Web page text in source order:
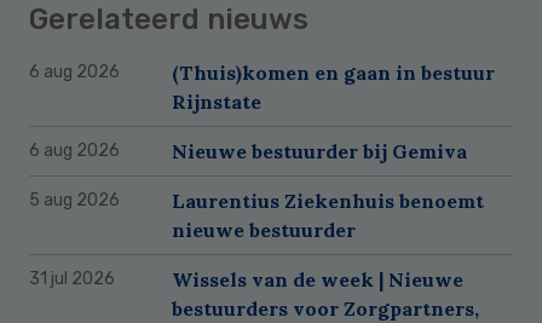
Gerelateerd nieuws
6 aug 2026
(Thuis)komen en gaan in bestuur
Rijnstate
6 aug 2026 Nieuwe bestuurder bij Gemiva
5 aug 2026
Laurentius Ziekenhuis benoemt
nieuwe bestuurder
31 jul 2026
Wissels van de week | Nieuwe
bestuurders voor Zorgpartners,